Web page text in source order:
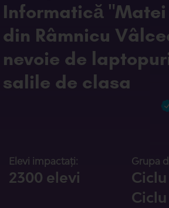
Informatică
din Râmnicu
nevoie de
salile de clasa
Elevi impactați:
2300 elevi
Grupa